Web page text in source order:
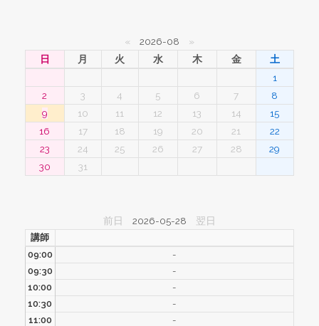
« 2026-08
»
日
月 火 水 木 金
土
1
2
3 4 5 6 7
8
9
10 11 12 13 14
15
16
17 18 19 20 21
22
23
24 25 26 27 28
29
30
31
前日 2026-05-28 翌日
講師
09:00
-
09:30
-
10:00
-
10:30
-
11:00
-